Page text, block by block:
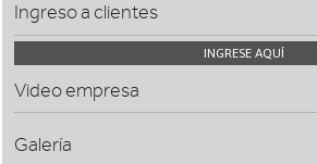
Ingreso a clientes
INGRESE AQUÍ
Video empresa
Galería